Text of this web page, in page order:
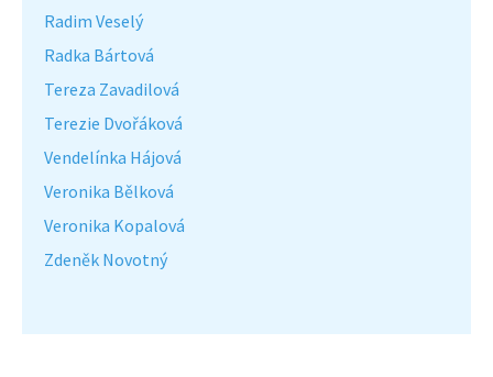
Radim Veselý
Radka Bártová
Tereza Zavadilová
Terezie Dvořáková
Vendelínka Hájová
Veronika Bělková
Veronika Kopalová
Zdeněk Novotný